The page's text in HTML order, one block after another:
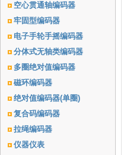
空心贯通轴编码器
牢固型编码器
电子手轮手摇编码器
分体式无轴类编码器
多圈绝对值编码器
磁环编码器
绝对值编码器(单圈)
复合码编码器
拉绳编码器
仪器仪表